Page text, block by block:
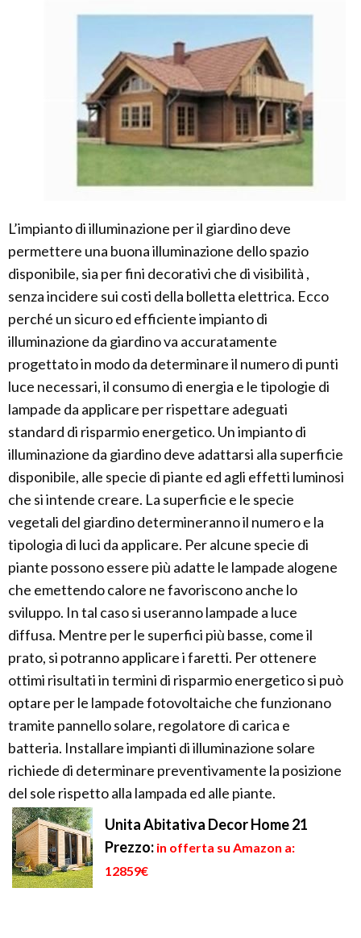
L’impianto di illuminazione per il giardino deve
permettere una buona illuminazione dello spazio
disponibile, sia per fini decorativi che di visibilità ,
senza incidere sui costi della bolletta elettrica. Ecco
perché un sicuro ed efficiente impianto di
illuminazione da giardino va accuratamente
progettato in modo da determinare il numero di punti
luce necessari, il consumo di energia e le tipologie di
lampade da applicare per rispettare adeguati
standard di risparmio energetico. Un impianto di
illuminazione da giardino deve adattarsi alla superficie
disponibile, alle specie di piante ed agli effetti luminosi
che si intende creare. La superficie e le specie
vegetali del giardino determineranno il numero e la
tipologia di luci da applicare. Per alcune specie di
piante possono essere più adatte le lampade alogene
che emettendo calore ne favoriscono anche lo
sviluppo. In tal caso si useranno lampade a luce
diffusa. Mentre per le superfici più basse, come il
prato, si potranno applicare i faretti. Per ottenere
ottimi risultati in termini di risparmio energetico si può
optare per le lampade fotovoltaiche che funzionano
tramite pannello solare, regolatore di carica e
batteria. Installare impianti di illuminazione solare
richiede di determinare preventivamente la posizione
del sole rispetto alla lampada ed alle piante.
Unita Abitativa Decor Home 21
Prezzo: in offerta su Amazon a:
12859€